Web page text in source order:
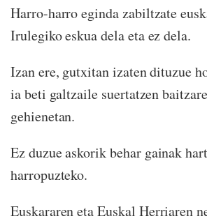
Harro-harro eginda zabiltzate
Irulegiko eskua dela eta ez dela.
Izan ere, gutxitan izaten dituzue
ia beti galtzaile suertatzen
gehienetan.
Ez duzue askorik behar gainak
harropuzteko.
Euskararen eta Euskal Herriaren